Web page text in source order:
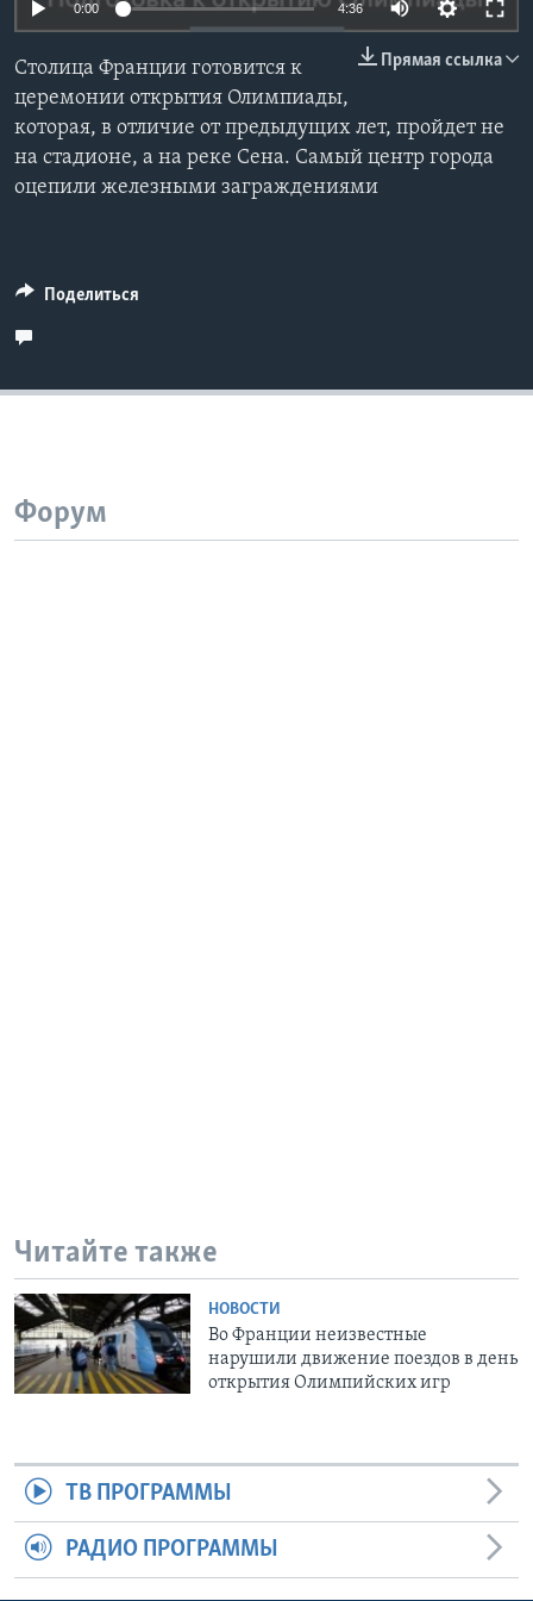
СОЦИАЛЬНЫЕ СЕТИ
0:00 4:36
Прямая ссылка
Столица Франции готовится к
церемонии открытия Олимпиады,
которая, в отличие от предыдущих лет, пройдет не
на стадионе, а на реке Сена. Самый центр города
оцепили железными заграждениями
Поделиться
Форум
Читайте также
НОВОСТИ
Во Франции неизвестные
нарушили движение поездов в день
открытия Олимпийских игр
ТВ ПРОГРАММЫ
РАДИО ПРОГРАММЫ